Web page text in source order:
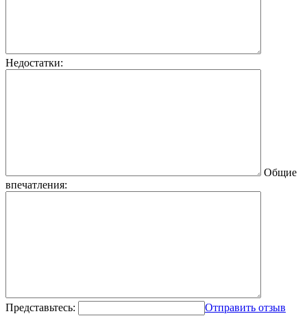
Недостатки:
Общие
впечатления:
Представьтесь: Отправить отзыв